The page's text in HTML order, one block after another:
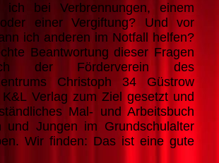
ich bei Verbrennungen, einem
einer Vergiftung? Und vor
ich anderen im Notfall helfen?
Beantwortung dieser Fragen
der Förderverein des
Christoph 34 Güstrow
Verlag zum Ziel gesetzt und
Mal- und Arbeitsbuch
und Jungen im Grundschulalter
Wir finden: Das ist eine gute